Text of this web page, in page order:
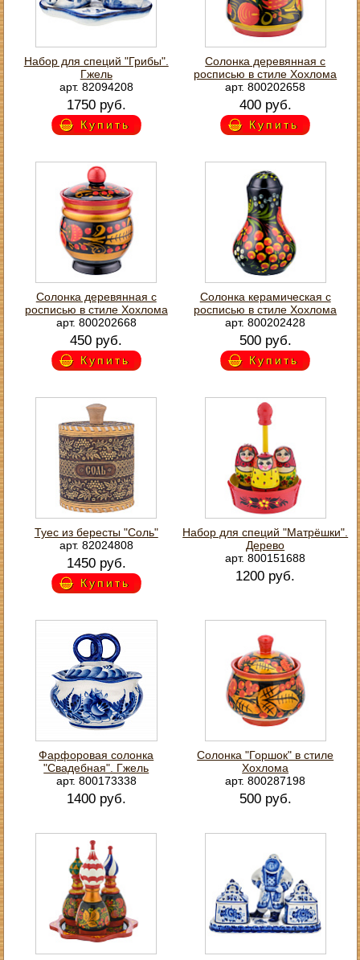
Набор для специй "Грибы".
Гжель
арт. 82094208
1750 руб.
Купить
Солонка деревянная с
росписью в стиле Хохлома
арт. 800202658
400 руб.
Купить
Солонка деревянная с
росписью в стиле Хохлома
арт. 800202668
450 руб.
Купить
Солонка керамическая с
росписью в стиле Хохлома
арт. 800202428
500 руб.
Купить
Туес из бересты "Соль"
арт. 82024808
1450 руб.
Купить
Набор для специй "Матрёшки".
Дерево
арт. 800151688
1200 руб.
Фарфоровая солонка
"Свадебная". Гжель
арт. 800173338
1400 руб.
Солонка "Горшок" в стиле
Хохлома
арт. 800287198
500 руб.